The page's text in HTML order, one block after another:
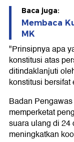
Baca juga:
Membaca
MK
"Prinsipnya apa
konstitusi atas
ditindaklanjuti
konstitusi
Badan
memperketat
suara ulang di 24
meningkatkan